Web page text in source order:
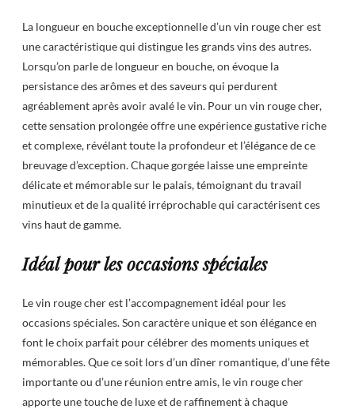
La longueur en bouche exceptionnelle d’un vin rouge cher est
une caractéristique qui distingue les grands vins des autres.
Lorsqu’on parle de longueur en bouche, on évoque la
persistance des arômes et des saveurs qui perdurent
agréablement après avoir avalé le vin. Pour un vin rouge cher,
cette sensation prolongée offre une expérience gustative riche
et complexe, révélant toute la profondeur et l’élégance de ce
breuvage d’exception. Chaque gorgée laisse une empreinte
délicate et mémorable sur le palais, témoignant du travail
minutieux et de la qualité irréprochable qui caractérisent ces
vins haut de gamme.
Idéal pour les occasions spéciales
Le vin rouge cher est l’accompagnement idéal pour les
occasions spéciales. Son caractère unique et son élégance en
font le choix parfait pour célébrer des moments uniques et
mémorables. Que ce soit lors d’un dîner romantique, d’une fête
importante ou d’une réunion entre amis, le vin rouge cher
apporte une touche de luxe et de raffinement à chaque